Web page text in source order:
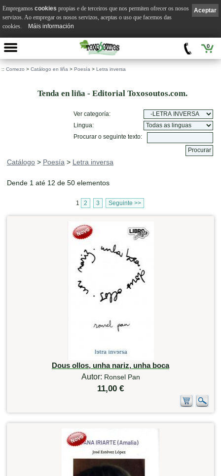
0
:: Comezo > Catálogo en liña > Poesía > Letra inversa
Tenda en liña - Editorial Toxosoutos.com.
Ver categoría:
Lingua:
Procurar o seguinte texto:
Catálogo > Poesía > Letra inversa
Dende 1 até 12 de 50 elementos
1 2 3 Seguinte >>
Dous ollos, unha nariz, unha boca
Autor: Ronsel Pan
11,00 €
Aceptar
Empregamos cookies propias e de terceiros que nos permiten ofrecer os nosos
servizos. Ao empregar os nosos servizos, aceptas o uso que facemos das
cookies.
Máis información